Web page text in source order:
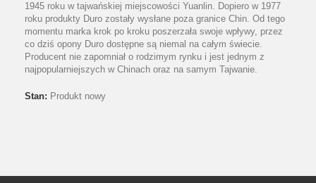
1945 roku w tajwańskiej miejscowości Yuanlin. Dopiero w 1977
roku produkty Duro zostały wysłane poza granice Chin. Od tego
momentu marka krok po kroku poszerzała swoje wpływy, przez
co dziś opony Duro dostępne są niemal na całym świecie.
Producent nie zapomniał o rodzimym rynku i jest jednym z
najpopularniejszych w Chinach oraz na samym Tajwanie.
Stan: Produkt nowy